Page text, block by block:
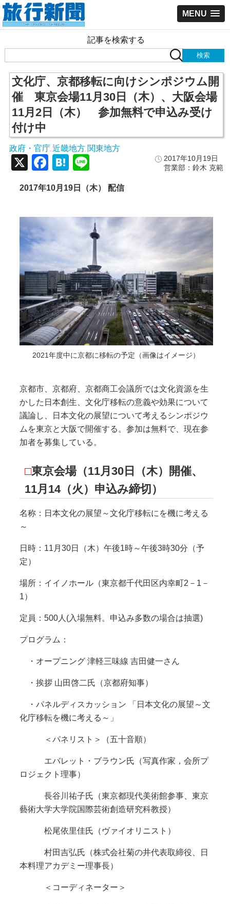
MENU
記事を検索する
文化庁、京都移転に向けシンポジウム開
催 東京会場11月30日（木）、大阪会場
11月2日（木） 参加無料で申込み受け
付け中
政府・官庁 近畿地方 関東地方
2017年10月19日
営業部：鈴木 克範
X Facebook
Hatena
2017年10月19日（木） 配信
2021年度中に京都に移転の予定（画像はイメージ）
京都市、京都府、京都商工会議所では文化資源を生
かした日本創生、文化庁移転の意義や効果について
議論し、日本文化の展望について考えるシンポジウ
ムを東京と大阪で開催する。参加は無料で、現在参
加者を募集している。
□東京会場（11月30日（木）開催、
11月14（火）申込み締切）
名称：日本文化の展望～文化庁移転にを機に考える
～
日時：11月30日（木）午後1時～午後3時30分（予
定）
場所：イイノホール（東京都千代田区内幸町2－1－
1）
定員：500人(入場無料。申込み多数の場合は抽選)
プログラム：
・オープニング 津軽三味線 吉田健一さん
・挨拶 山田啓二氏（京都府知事）
・パネルディスカッション 「日本文化の展望～文
化庁移転を機に考える～」
＜パネリスト＞（五十音順）
エバレット・ブラウン氏（写真作家，会所プ
ロジェクト理事）
長谷川祐子氏（東京都現代美術館参事、東京
藝術大学大学院国際芸術創造研究科教授）
松尾依里佳氏（ヴァイオリニスト）
村田吉弘氏（株式会社菊の井代表取締役、日
本料理アカデミー理事長）
＜コーディネーター＞